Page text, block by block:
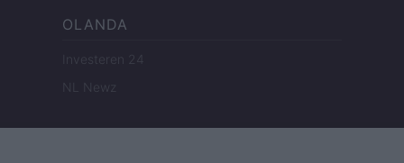
OLANDA
Investeren 24
NL Newz